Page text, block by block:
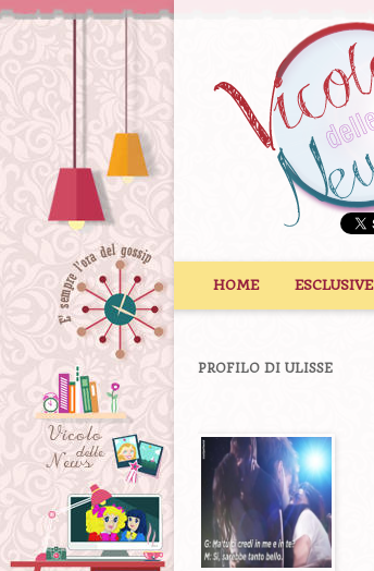
HOME ESCLUSIVE
PROFILO DI ULISSE